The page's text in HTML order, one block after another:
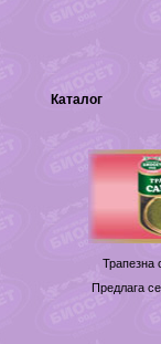
Каталог
Предлага